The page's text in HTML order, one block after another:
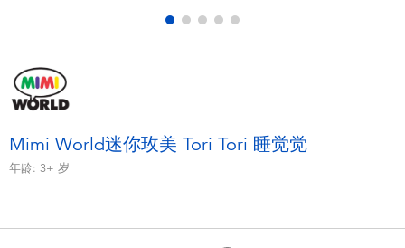
模仿，化妆及造型系列
毛绒公仔玩具
Mimi World迷你玫美 Tori Tori 睡觉觉
年龄: 3+ 岁